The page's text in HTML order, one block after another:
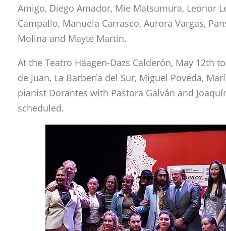
Amigo, Diego Amador, Mie Matsumura, Leonor
Campallo, Manuela Carrasco, Aurora Vargas,
Molina and Mayte Martín.
At the Teatro Häagen-Dazs Calderón, May 12th
de Juan, La Barbería del Sur, Miguel Poveda,
pianist Dorantes with Pastora Galván and
scheduled.